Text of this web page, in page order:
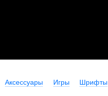
Аксессуары Игры Шрифты